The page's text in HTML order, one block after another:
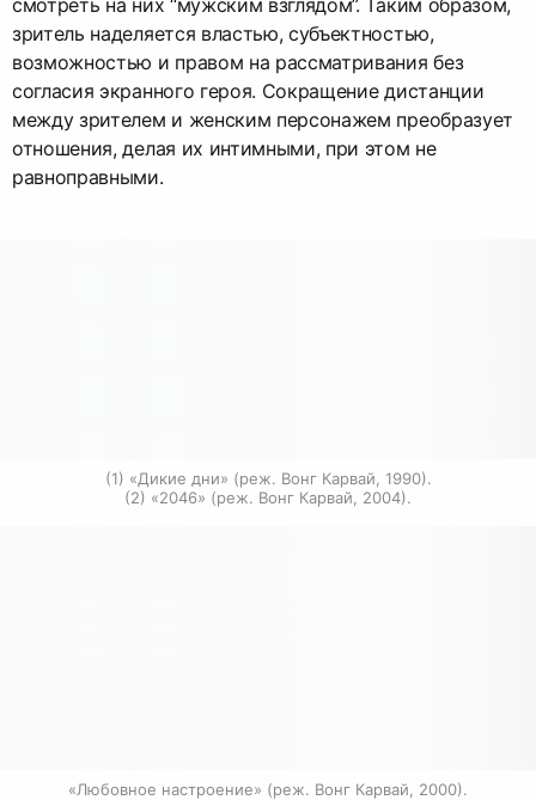
смотреть на них “мужским взглядом”. Таким образом,
зритель наделяется властью, субъектностью,
возможностью и правом на рассматривания без
согласия экранного героя. Сокращение дистанции
между зрителем и женским персонажем преобразует
отношения, делая их интимными, при этом не
равноправными.
(1) «Дикие дни» (реж. Вонг Карвай, 1990).
(2) «2046» (реж. Вонг Карвай, 2004).
«Любовное настроение» (реж. Вонг Карвай, 2000).